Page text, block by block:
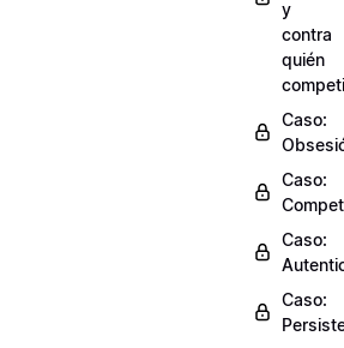
y
contra
quién
Caso:
Caso:
Caso:
Caso: